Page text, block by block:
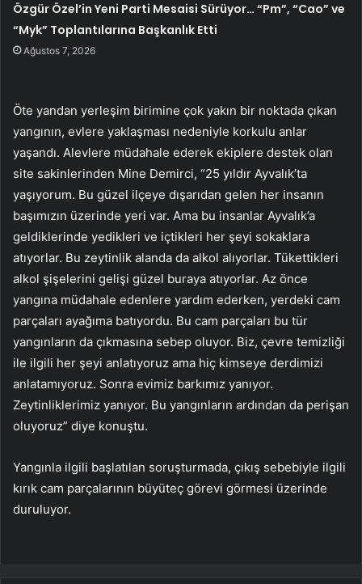
Özgür Özel’in Yeni Parti Mesaisi Sürüyor… “Pm”, “Cao” ve
“Myk” Toplantılarına Başkanlık Etti
Ağustos 7, 2026
Öte yandan yerleşim birimine çok yakın bir noktada çıkan
yangının, evlere yaklaşması nedeniyle korkulu anlar
yaşandı. Alevlere müdahale ederek ekiplere destek olan
site sakinlerinden Mine Demirci, “25 yıldır Ayvalık’ta
yaşıyorum. Bu güzel ilçeye dışarıdan gelen her insanın
başımızın üzerinde yeri var. Ama bu insanlar Ayvalık’a
geldiklerinde yedikleri ve içtikleri her şeyi sokaklara
atıyorlar. Bu zeytinlik alanda da alkol alıyorlar. Tükettikleri
alkol şişelerini gelişi güzel buraya atıyorlar. Az önce
yangına müdahale edenlere yardım ederken, yerdeki cam
parçaları ayağıma batıyordu. Bu cam parçaları bu tür
yangınların da çıkmasına sebep oluyor. Biz, çevre temizliği
ile ilgili her şeyi anlatıyoruz ama hiç kimseye derdimizi
anlatamıyoruz. Sonra evimiz barkımız yanıyor.
Zeytinliklerimiz yanıyor. Bu yangınların ardından da perişan
oluyoruz” diye konuştu.
Yangınla ilgili başlatılan soruşturmada, çıkış sebebiyle ilgili
kırık cam parçalarının büyüteç görevi görmesi üzerinde
duruluyor.